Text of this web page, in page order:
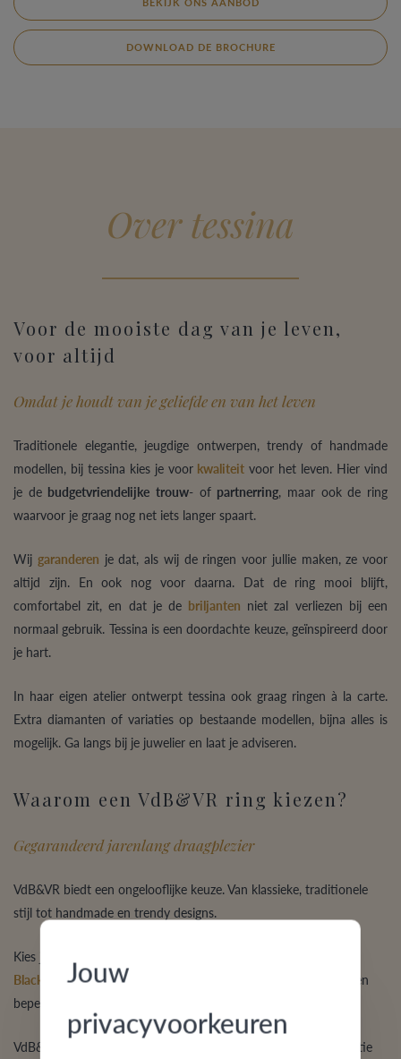
DOWNLOAD DE BROCHURE
Over tessina
Voor de mooiste dag van je leven,
voor altijd
Omdat je houdt van je geliefde en van het leven
Traditionele elegantie, jeugdige ontwerpen, trendy of handmade
modellen, bij tessina kies je voor kwaliteit voor het leven. Hier vind
je de budgetvriendelijke trouw- of partnerring, maar ook de ring
waarvoor je graag nog net iets langer spaart.
Wij garanderen je dat, als wij de ringen voor jullie maken, ze voor
altijd zijn. En ook nog voor daarna. Dat de ring mooi blijft,
comfortabel zit, en dat je de briljanten niet zal verliezen bij een
normaal gebruik. Tessina is een doordachte keuze, geïnspireerd door
je hart.
In haar eigen atelier ontwerpt tessina ook graag ringen à la carte.
Extra diamanten of variaties op bestaande modellen, bijna alles is
mogelijk. Ga langs bij je juwelier en laat je adviseren.
Waarom een VdB&VR ring kiezen?
Gegarandeerd jarenlang draagplezier
VdB&VR biedt een ongelooflijke keuze. Van klassieke, traditionele
stijl tot handmade en trendy designs.
Kies je voor
Black Steel,titaniumof
? Heb je een
beperkt budget of zoek je een exclusieve ring?
VdB&VR garandeert altijd een fijne
door een combinatie
Jouw
privacyvoorkeuren